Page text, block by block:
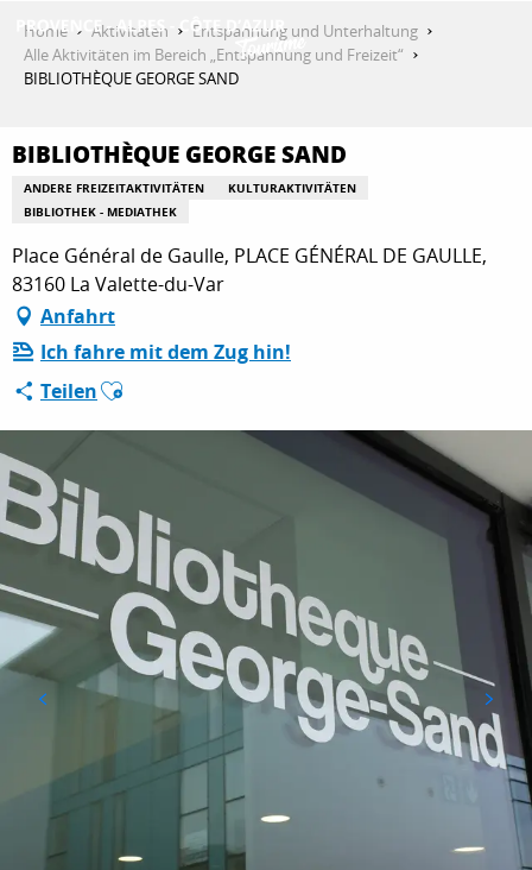
contenu
AKTIVITÄTEN
AUFENTHALT
ESPACE PRO
Home Aktivitäten
Entspannung und Unterhaltung
Alle Aktivitäten im Bereich „Entspannung und Freizeit“
BIBLIOTHÈQUE GEORGE SAND
BIBLIOTHÈQUE GEORGE SAND
ANDERE FREIZEITAKTIVITÄTEN
KULTURAKTIVITÄTEN
BIBLIOTHEK - MEDIATHEK
Place Général de Gaulle, PLACE GÉNÉRAL DE GAULLE,
83160 La Valette-du-Var
Anfahrt
Ich fahre mit dem Zug hin!
TeilenAjouter aux favoris